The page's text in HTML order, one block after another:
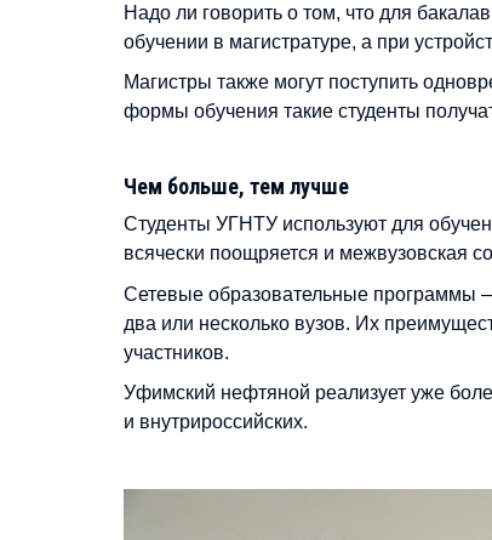
Надо ли говорить о том, что для
обучении в магистратуре, а при
Магистры также могут поступить
формы обучения такие студенты
Чем больше, тем лучше
Студенты УГНТУ используют для
всячески поощряется и межвузовская
Сетевые образовательные программы
два или несколько вузов. Их
участников.
Уфимский нефтяной реализует уже
и внутрироссийских.